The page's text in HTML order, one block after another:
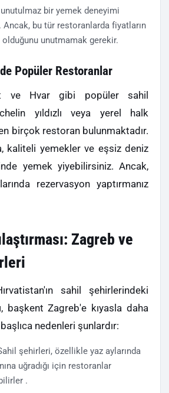
bir yemek deneyimi
bu tür restoranlarda fiyatların
unutmamak gerekir.
Popüler Restoranlar
ve Hvar gibi popüler sahil
yıldızlı veya yerel halk
birçok restoran bulunmaktadır.
kaliteli yemekler ve eşsiz deniz
yemek yiyebilirsiniz. Ancak,
rezervasyon yaptırmanız
Zagreb ve
sahil şehirlerindeki
başkent Zagreb'e kıyasla daha
nedenleri şunlardır:
şehirleri, özellikle yaz aylarında
uğradığı için restoranlar
.